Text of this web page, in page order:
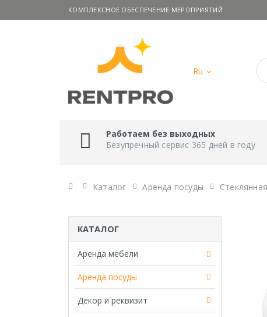
КОМПЛЕКСНОЕ ОБЕСПЕЧЕНИЕ МЕРОПРИЯТИЙ
Ru
Работаем без выходных
Безупречный сервис 365 дней в году
Главная
Каталог Аренда посуды
КАТАЛОГ
Аренда мебели
Аренда посуды
Декор и реквизит